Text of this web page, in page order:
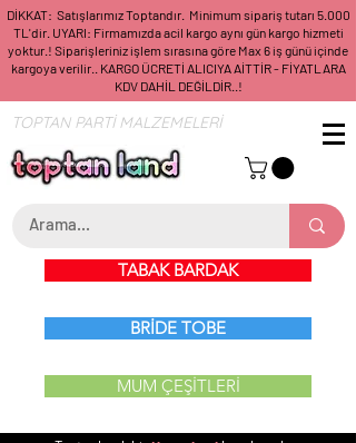
DİKKAT: Satışlarımız Toptandır. Minimum sipariş tutarı 5.000
TL'dir. UYARI: Firmamızda acil kargo aynı gün kargo hizmeti
yoktur.! Siparişleriniz işlem sırasına göre Max 6 iş günü içinde
kargoya verilir.. KARGO ÜCRETİ ALICIYA AİTTİR - FİYATLARA
KDV DAHİL DEĞİLDİR..!
TOPTAN PARTİ MALZEMELERİ
TABAK BARDAK
BRİDE TOBE
MUM ÇEŞİTLERİ